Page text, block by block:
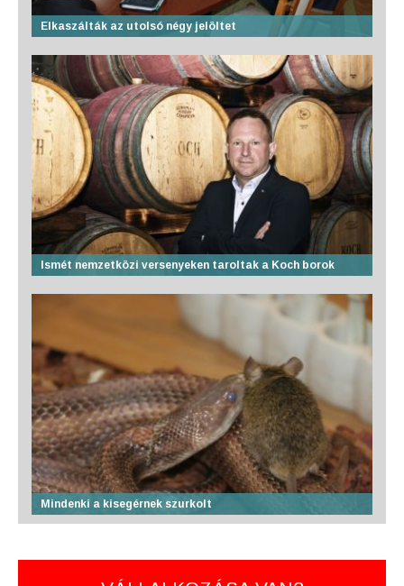
Elkaszálták az utolsó négy jelöltet
Ismét nemzetközi versenyeken taroltak a Koch borok
Mindenki a kisegérnek szurkolt